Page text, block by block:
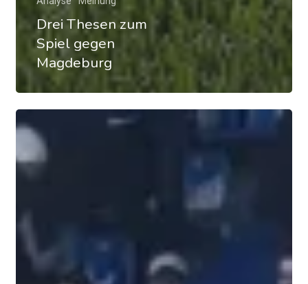
Drei Thesen zum
Spiel gegen
Magdeburg